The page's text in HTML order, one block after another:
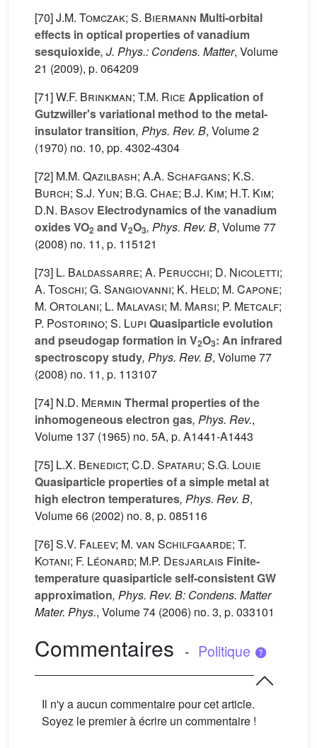
[70]J.M. Tomczak; S. Biermann Multi-orbital
effects in optical properties of vanadium
sesquioxide, J. Phys.: Condens. Matter, Volume
21 (2009), p. 064209
[71]W.F. Brinkman; T.M. Rice Application of
Gutzwiller's variational method to the metal-
insulator transition, Phys. Rev. B, Volume 2
(1970) no. 10, pp. 4302-4304
[72] M.M. Qazilbash; A.A. Schafgans; K.S.
Burch; S.J. Yun; B.G. Chae; B.J. Kim; H.T. Kim;
D.N. Basov Electrodynamics of the vanadium
oxides VO2 and V2O3, Phys. Rev. B, Volume 77
(2008) no. 11, p. 115121
[73] L. Baldassarre; A. Perucchi; D. Nicoletti;
A. Toschi; G. Sangiovanni; K. Held; M. Capone;
M. Ortolani; L. Malavasi; M. Marsi; P. Metcalf;
P. Postorino; S. Lupi Quasiparticle evolution
and pseudogap formation in V2O3: An infrared
spectroscopy study, Phys. Rev. B, Volume 77
(2008) no. 11, p. 113107
[74] N.D. Mermin Thermal properties of the
inhomogeneous electron gas, Phys. Rev.,
Volume 137 (1965) no. 5A, p. A1441-A1443
[75] L.X. Benedict; C.D. Spataru; S.G. Louie
Quasiparticle properties of a simple metal at
high electron temperatures, Phys. Rev. B,
Volume 66 (2002) no. 8, p. 085116
[76]S.V. Faleev; M. van Schilfgaarde; T.
Kotani; F. Léonard; M.P. Desjarlais Finite-
temperature quasiparticle self-consistent GW
approximation, Phys. Rev. B: Condens. Matter
Mater. Phys., Volume 74 (2006) no. 3, p. 033101
Commentaires - Politique
Il n'y a aucun commentaire pour cet article.
Soyez le premier à écrire un commentaire !